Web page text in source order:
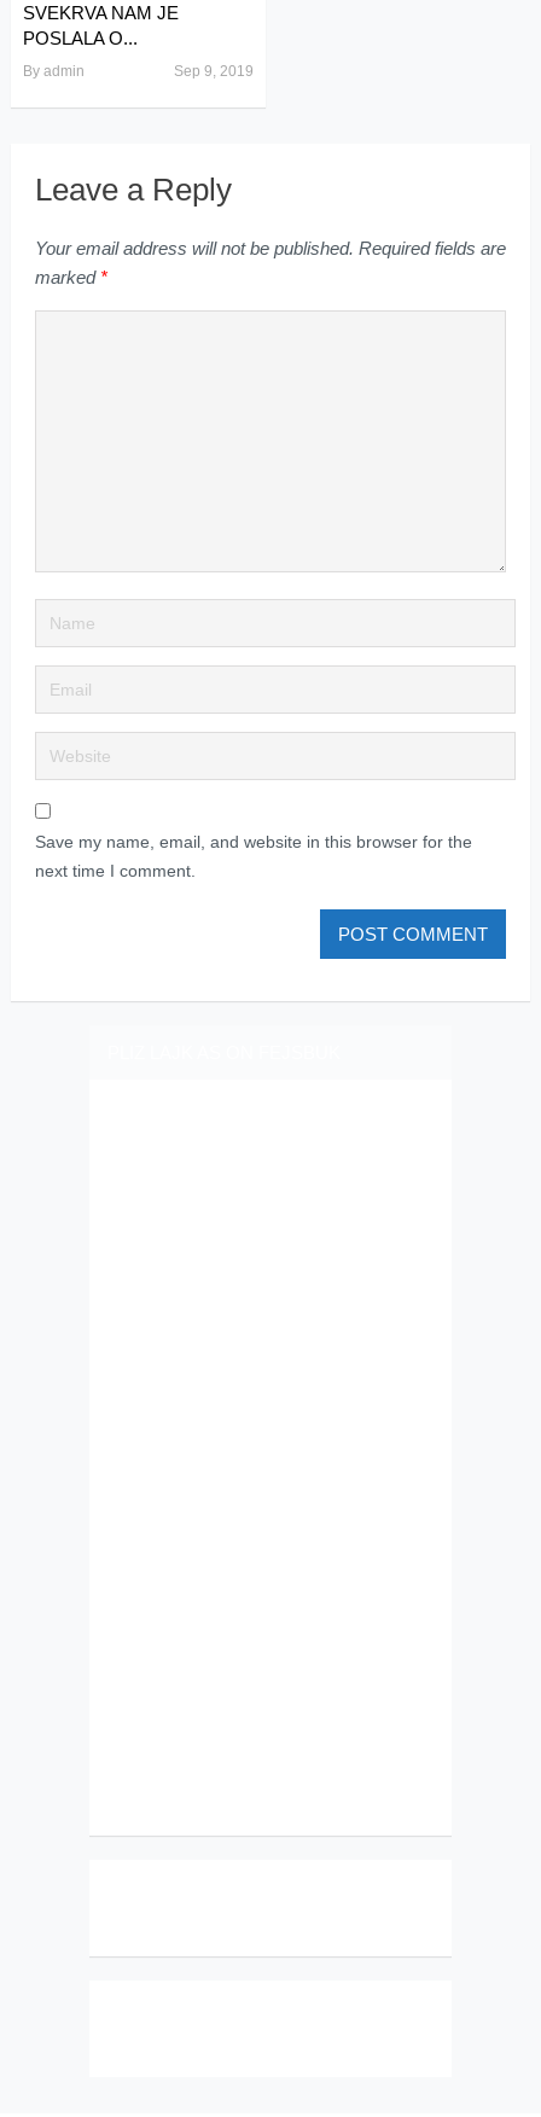
SVEKRVA NAM JE
POSLALA O...
By admin Sep 9, 2019
Leave a Reply
Your email address will not be published. Required fields are
marked *
Save my name, email, and website in this browser for the
next time I comment.